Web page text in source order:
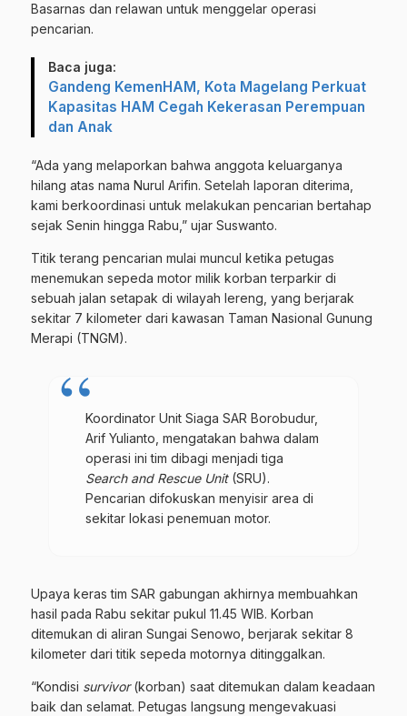
Basarnas dan relawan untuk menggelar operasi
pencarian.
Baca juga:
Gandeng KemenHAM, Kota Magelang Perkuat
Kapasitas HAM Cegah Kekerasan Perempuan
dan Anak
“Ada yang melaporkan bahwa anggota keluarganya
hilang atas nama Nurul Arifin. Setelah laporan diterima,
kami berkoordinasi untuk melakukan pencarian bertahap
sejak Senin hingga Rabu,” ujar Suswanto.
Titik terang pencarian mulai muncul ketika petugas
menemukan sepeda motor milik korban terparkir di
sebuah jalan setapak di wilayah lereng, yang berjarak
sekitar 7 kilometer dari kawasan Taman Nasional Gunung
Merapi (TNGM).
Koordinator Unit Siaga SAR Borobudur,
Arif Yulianto, mengatakan bahwa dalam
operasi ini tim dibagi menjadi tiga
Search and Rescue Unit(SRU).
Pencarian difokuskan menyisir area di
sekitar lokasi penemuan motor.
Upaya keras tim SAR gabungan akhirnya membuahkan
hasil pada Rabu sekitar pukul 11.45 WIB. Korban
ditemukan di aliran Sungai Senowo, berjarak sekitar 8
kilometer dari titik sepeda motornya ditinggalkan.
“Kondisi survivor(korban) saat ditemukan dalam keadaan
baik dan selamat. Petugas langsung mengevakuasi